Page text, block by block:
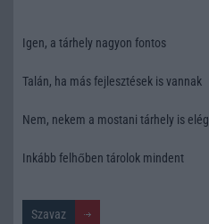
Igen, a tárhely nagyon fontos
Talán, ha más fejlesztések is vannak
Nem, nekem a mostani tárhely is elég
Inkább felhőben tárolok mindent